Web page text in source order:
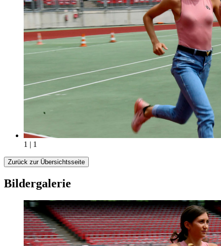
1 | 1
Zurück zur Übersichtsseite
Bildergalerie